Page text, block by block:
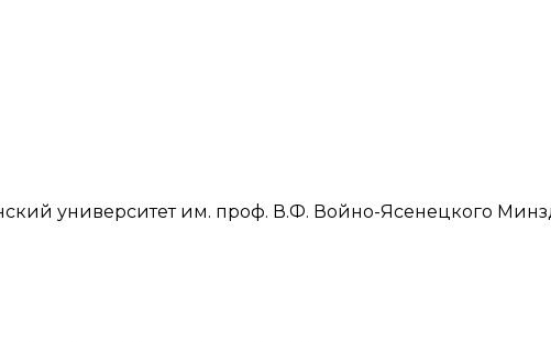
университет им. проф. В.Ф. Войно-Ясенецкого